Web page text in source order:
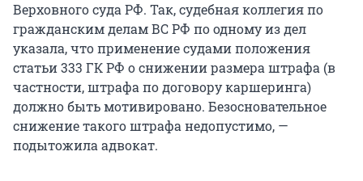
Верховного суда РФ. Так, судебная коллегия по
гражданским делам ВС РФ по одному из дел
указала, что применение судами положения
статьи 333 ГК РФ о снижении размера штрафа (в
частности, штрафа по договору каршеринга)
должно быть мотивировано. Безосновательное
снижение такого штрафа недопустимо, —
подытожила адвокат.